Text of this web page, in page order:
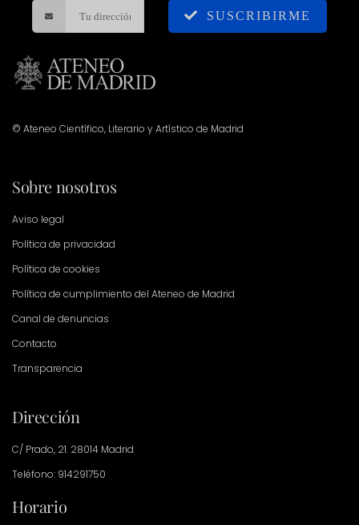
SUSCRIBIRME
© Ateneo Científico, Literario y Artístico de Madrid
Sobre nosotros
Aviso legal
Política de privacidad
Política de cookies
Política de cumplimiento del Ateneo de Madrid
Canal de denuncias
Contacto
Transparencia
Dirección
C/ Prado, 21. 28014 Madrid
Teléfono: 914291750
Horario